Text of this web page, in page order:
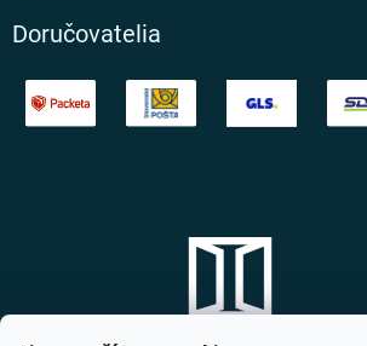
Doručovatelia